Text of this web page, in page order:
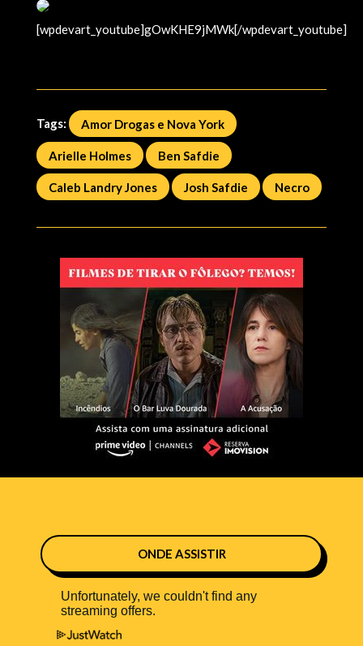
[wpdevart_youtube]gOwKHE9jMWk[/wpdevart_youtube]
Tags: Amor Drogas e Nova York
Arielle Holmes Ben Safdie
Caleb Landry Jones Josh Safdie Necro
ONDE ASSISTIR